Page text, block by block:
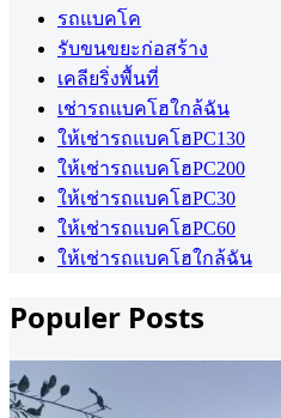
รถแบคโค
รับขนขยะก่อสร้าง
เคลียริ่งพื้นที่
เช่ารถแบคโฮใกล้ฉัน
ให้เช่ารถแบคโฮPC130
ให้เช่ารถแบคโฮPC200
ให้เช่ารถแบคโฮPC30
ให้เช่ารถแบคโฮPC60
ให้เช่ารถแบคโฮใกล้ฉัน
Populer Posts